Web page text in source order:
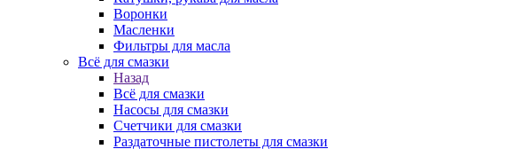
Воронки
Масленки
Фильтры для масла
Всё для смазки
Назад
Всё для смазки
Насосы для смазки
Счетчики для смазки
Раздаточные пистолеты для смазки